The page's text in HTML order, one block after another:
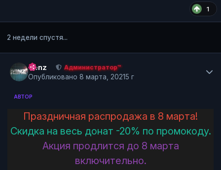
1
2 недели спустя...
Renz Администратор™
Опубликовано 8 марта, 20215 г
АВТОР
Праздничная распродажа в 8 марта!
Скидка на весь донат -20% по промокоду.
Акция продлится до 8 марта
включительно.